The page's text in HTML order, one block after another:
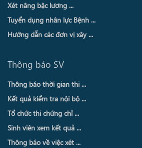
Xét nâng bậc lương ...
Tuyển dụng nhân lực Bệnh ...
Hướng dẫn các đơn vị xây ...
Thông báo SV
Thông báo thời gian thi ...
Kết quả kiểm tra nội bộ ...
Tổ chức thi chứng chỉ ...
Sinh viên xem kết quả ...
Thông báo về việc xét ...